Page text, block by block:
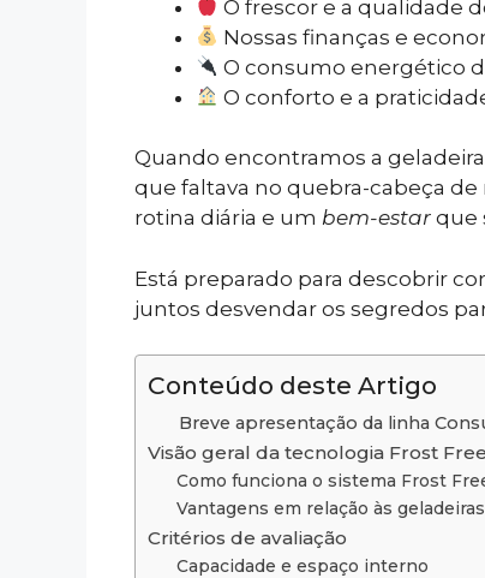
O frescor e a qualidade
Nossas finanças e
O consumo energético
O conforto e a
Quando encontramos a
que faltava no quebra-cabeça
rotina diária e um bem-estar que
Está preparado para descobrir
juntos desvendar os segredos
Conteúdo deste Artigo
Breve apresentação da linha
Visão geral da tecnologia Frost Free
Como funciona o sistema Frost
Vantagens em relação às
Critérios de avaliação
Capacidade e espaço interno